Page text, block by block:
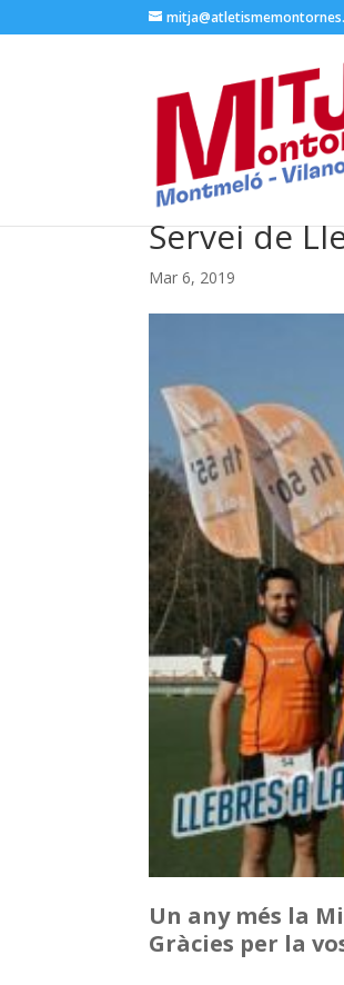
Servei de
Mar 6, 2019
Un any més la
Gràcies per la